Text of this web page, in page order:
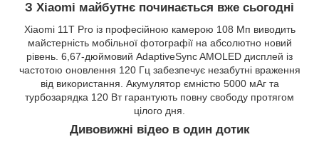
З Xiaomi майбутнє починається вже сьогодні
Xiaomi 11T Pro із професійною камерою 108 Мп виводить
майстерність мобільної фотографії на абсолютно новий
рівень. 6,67-дюймовий AdaptiveSync AMOLED дисплей із
частотою оновлення 120 Гц забезпечує незабутні враження
від використання. Акумулятор ємністю 5000 мАг та
турбозарядка 120 Вт гарантують повну свободу протягом
цілого дня.
Дивовижні відео в один дотик